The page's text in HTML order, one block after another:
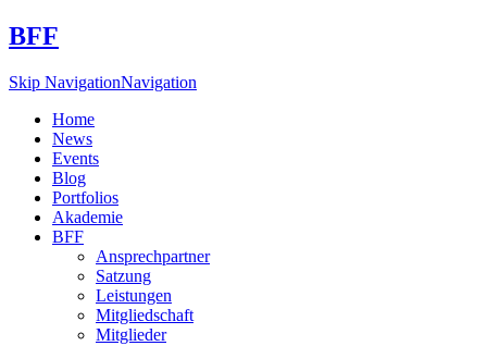
BFF
Skip NavigationNavigation
Home
News
Events
Blog
Portfolios
Akademie
BFF
Ansprechpartner
Satzung
Leistungen
Mitgliedschaft
Mitglieder